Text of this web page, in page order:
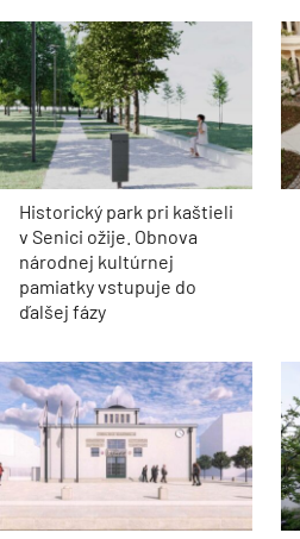
Historický park pri kaštieli
v Senici ožije. Obnova
národnej kultúrnej
pamiatky vstupuje do
ďalšej fázy